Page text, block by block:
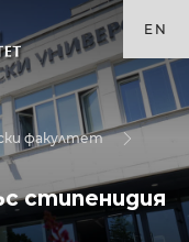
EN
факултет
стипенидия